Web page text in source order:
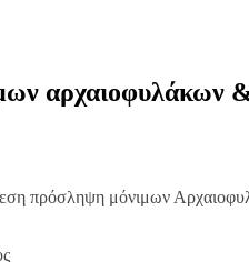
αρχαιοφυλάκων
πρόσληψη μόνιμων